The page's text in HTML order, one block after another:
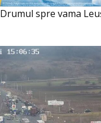
Drumul spre vama